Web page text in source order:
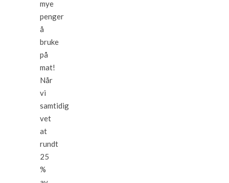
mye
penger
å
bruke
på
mat!
Når
vi
samtidig
vet
at
rundt
25
%